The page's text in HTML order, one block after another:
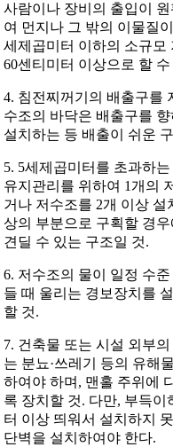
사람이나 장비의 출입이
여 먼지나 그 밖의 이물질
세제곱미터 이하의 소규모
60센티미터 이상으로 할 수
4. 침전찌꺼기의 배출구를
수조의 바닥은 배출구를
설치하는 등 배출이 쉬운
5. 5세제곱미터를 초과하
유지관리를 위하여 1개의
거나 저수조를 2개 이상 설
상의 부분으로 구획할 경
견딜 수 있는 구조일 것.
6. 저수조의 물이 일정 수
들 때 울리는 경보장치를
할 것.
7. 건축물 또는 시설 외부
는 분뇨·쓰레기 등의 유해
하여야 하며, 맨홀 주위에
록 장치할 것. 다만, 부득이
터 이상 띄워서 설치하지
단벽을 설치하여야 한다.